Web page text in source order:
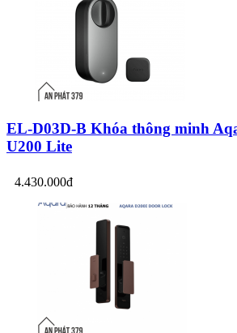
EL-D03D-B Khóa thông minh
U200 Lite
4.430.000đ